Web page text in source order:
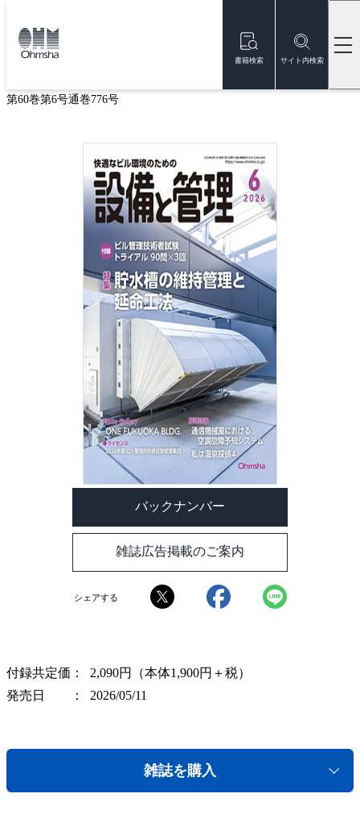
書籍検索 サイト内検索
トップ
第60巻第6号通巻776号
バックナンバー
雑誌広告掲載のご案内
シェアする
付録共定価
2,090円（本体1,900円＋税）
発売日
2026/05/11
雑誌を購入